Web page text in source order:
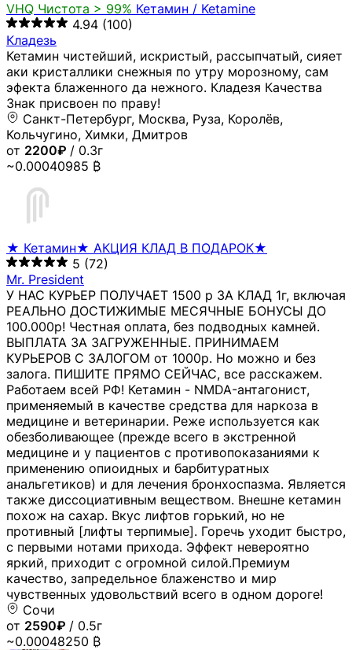
VHQ Чистота > 99% Кетамин / Ketamine
4.94 (100)
Кладезь
Кетамин чистейший, искристый, рассыпчатый, сияет
аки кристаллики снежныя по утру морозному, сам
эфекта блаженного да нежного. Кладезя Качества
Знак присвоен по праву!
Санкт-Петербург, Москва, Руза, Королёв,
Кольчугино, Химки, Дмитров
от 2200₽ / 0.3г
~0.00040985 ₿
★ Кетамин★ АКЦИЯ КЛАД В ПОДАРОК★
5 (72)
Mr. President
У НАС КУРЬЕР ПОЛУЧАЕТ 1500 р ЗА КЛАД 1г, включая
РЕАЛЬНО ДОСТИЖИМЫЕ МЕСЯЧНЫЕ БОНУСЫ ДО
100.000р! Честная оплата, без подводных камней.
ВЫПЛАТА ЗА ЗАГРУЖЕННЫЕ. ПРИНИМАЕМ
КУРЬЕРОВ С ЗАЛОГОМ от 1000р. Но можно и без
залога. ПИШИТЕ ПРЯМО СЕЙЧАС, все расскажем.
Работаем всей РФ! Кетамин - NMDA-антагонист,
применяемый в качестве средства для наркоза в
медицине и ветеринарии. Реже используется как
обезболивающее (прежде всего в экстренной
медицине и у пациентов с противопоказаниями к
применению опиоидных и барбитуратных
анальгетиков) и для лечения бронхоспазма. Является
также диссоциативным веществом. Внешне кетамин
похож на сахар. Вкус лифтов горький, но не
противный [лифты терпимые]. Горечь уходит быстро,
с первыми нотами прихода. Эффект невероятно
яркий, приходит с огромной силой.Премиум
качество, запредельное блаженство и мир
чувственных удовольствий всего в одном дороге!
Сочи
от 2590₽ / 0.5г
~0.00048250 ₿